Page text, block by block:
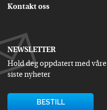
Kontakt oss
NEWSLETTER
Hold deg oppdatert med våre
siste nyheter
BESTILL